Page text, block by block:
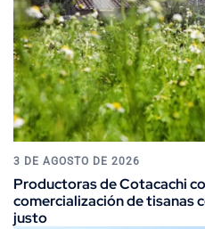
3 DE AGOSTO DE 2026
Productoras de Cotacachi
comercialización de tisanas
justo